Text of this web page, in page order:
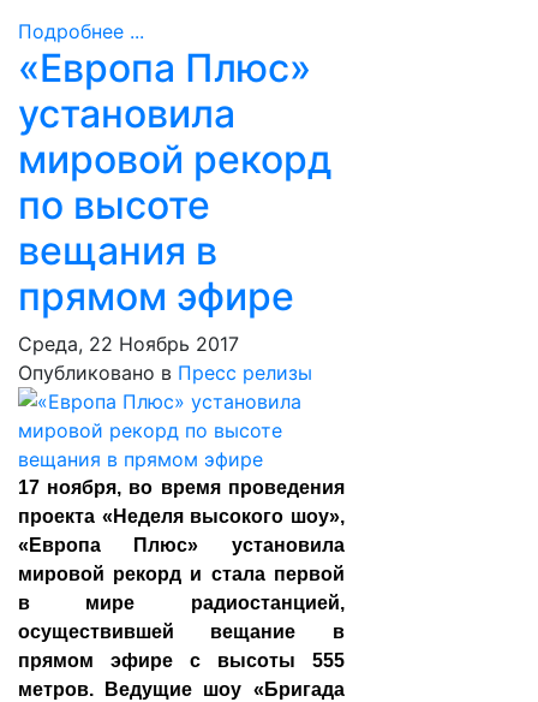
Подробнее ...
«Европа Плюс»
установила
мировой рекорд
по высоте
вещания в
прямом эфире
Среда, 22 Ноябрь 2017
Опубликовано в Пресс релизы
17 ноября, во время проведения
проекта «Неделя высокого шоу»,
«Европа Плюс» установила
мировой рекорд и стала первой
в мире радиостанцией,
осуществившей вещание в
прямом эфире с высоты 555
метров. Ведущие шоу «Бригада